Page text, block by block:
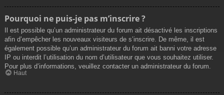
Pourquoi ne puis-je pas m’inscrire ?
Il est possible qu’un administrateur du forum ait désactivé les inscriptions
afin d’empêcher les nouveaux visiteurs de s’inscrire. De même, il est
également possible qu’un administrateur du forum ait banni votre adresse
IP ou interdit l’utilisation du nom d’utilisateur que vous souhaitez utiliser.
Pour plus d’informations, veuillez contacter un administrateur du forum.
Haut